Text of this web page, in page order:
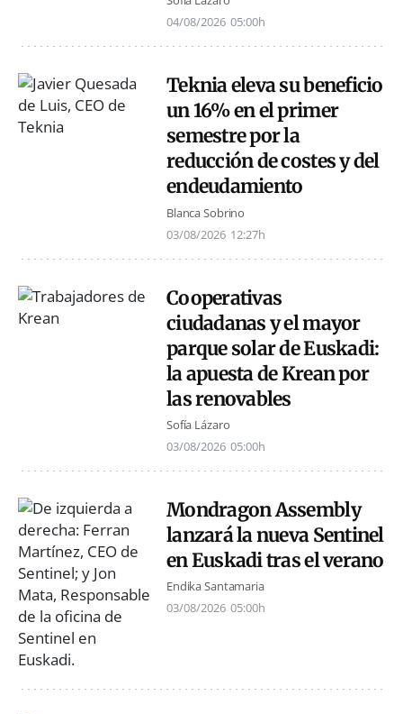
04/08/2026 05:00h
Teknia eleva su beneficio
un 16% en el primer
semestre por la
reducción de costes y del
endeudamiento
Blanca Sobrino
03/08/2026 12:27h
Cooperativas
ciudadanas y el mayor
parque solar de Euskadi:
la apuesta de Krean por
las renovables
Sofía Lázaro
03/08/2026 05:00h
Mondragon Assembly
lanzará la nueva Sentinel
en Euskadi tras el verano
Endika Santamaria
03/08/2026 05:00h